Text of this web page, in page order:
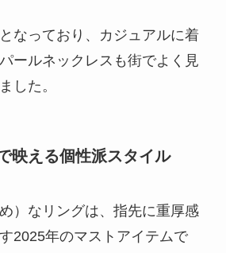
なっており、カジュアルに着
ールネックレスも街でよく見
した。
映える個性派スタイル
）なリングは、指先に重厚感
2025年のマストアイテムで